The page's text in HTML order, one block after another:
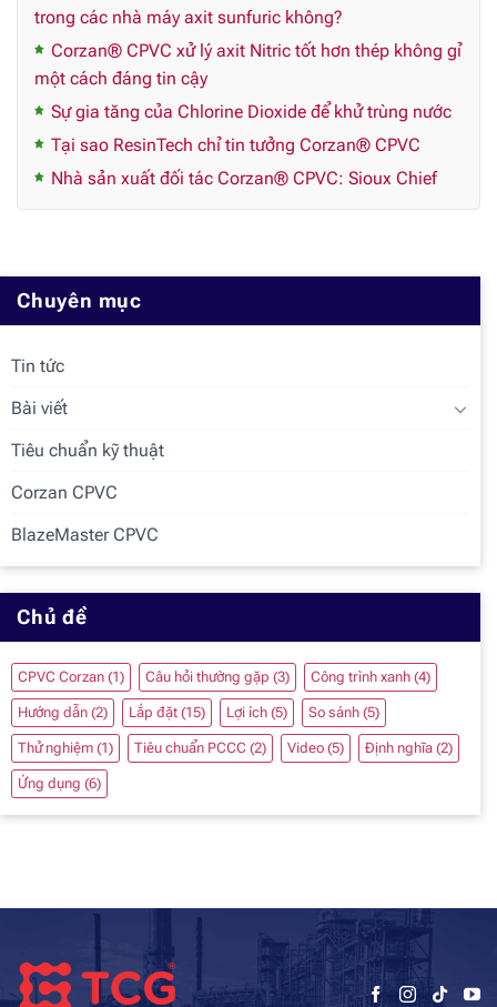
trong các nhà máy axit sunfuric không?
Corzan® CPVC xử lý axit Nitric tốt hơn thép không gỉ
một cách đáng tin cậy
Sự gia tăng của Chlorine Dioxide để khử trùng nước
Tại sao ResinTech chỉ tin tưởng Corzan® CPVC
Nhà sản xuất đối tác Corzan® CPVC: Sioux Chief
Chuyên mục
Tin tức
Bài viết
Tiêu chuẩn kỹ thuật
Corzan CPVC
BlazeMaster CPVC
Chủ đề
CPVC Corzan (1) Câu hỏi thường gặp (3) Công trình xanh (4)
Hướng dẫn (2) Lắp đặt (15) Lợi ích (5) So sánh (5)
Thử nghiệm (1) Tiêu chuẩn PCCC (2) Video (5) Định nghĩa (2)
Ứng dụng (6)